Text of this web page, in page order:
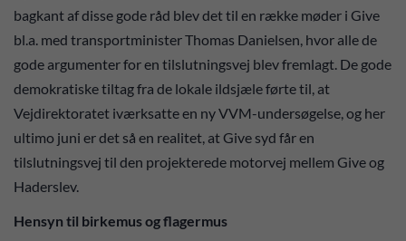
bagkant af disse gode råd blev det til en række møder i Give
bl.a. med transportminister Thomas Danielsen, hvor alle de
gode argumenter for en tilslutningsvej blev fremlagt. De gode
demokratiske tiltag fra de lokale ildsjæle førte til, at
Vejdirektoratet iværksatte en ny VVM-undersøgelse, og her
ultimo juni er det så en realitet, at Give syd får en
tilslutningsvej til den projekterede motorvej mellem Give og
Haderslev.
Hensyn til birkemus og flagermus